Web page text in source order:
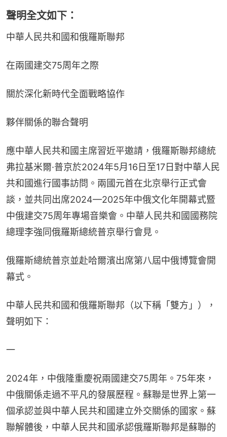
聲明全文如下：
中華人民共和國和俄羅斯聯邦
在兩國建交75周年之際
關於深化新時代全面戰略協作
夥伴關係的聯合聲明
應中華人民共和國主席習近平邀請，俄羅斯聯邦總統
弗拉基米爾·普京於2024年5月16日至17日對中華人民
共和國進行國事訪問。兩國元首在北京舉行正式會
談，並共同出席2024—2025年中俄文化年開幕式暨
中俄建交75周年專場音樂會。中華人民共和國國務院
總理李強同俄羅斯總統普京舉行會見。
俄羅斯總統普京並赴哈爾濱出席第八屆中俄博覽會開
幕式。
中華人民共和國和俄羅斯聯邦（以下稱「雙方」），
聲明如下：
一
2024年，中俄隆重慶祝兩國建交75周年。75年來，
中俄關係走過不平凡的發展歷程。蘇聯是世界上第一
個承認並與中華人民共和國建立外交關係的國家。蘇
聯解體後，中華人民共和國承認俄羅斯聯邦是蘇聯的